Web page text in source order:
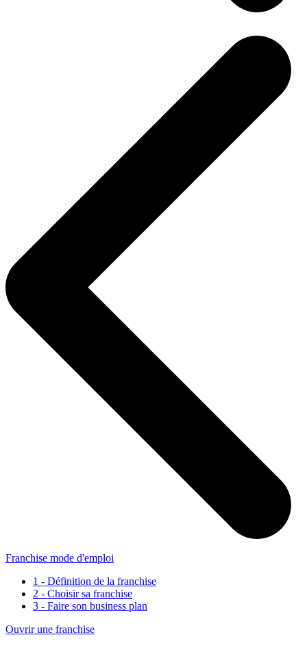
Franchise mode d'emploi
1 - Définition de la franchise
2 - Choisir sa franchise
3 - Faire son business plan
Ouvrir une franchise